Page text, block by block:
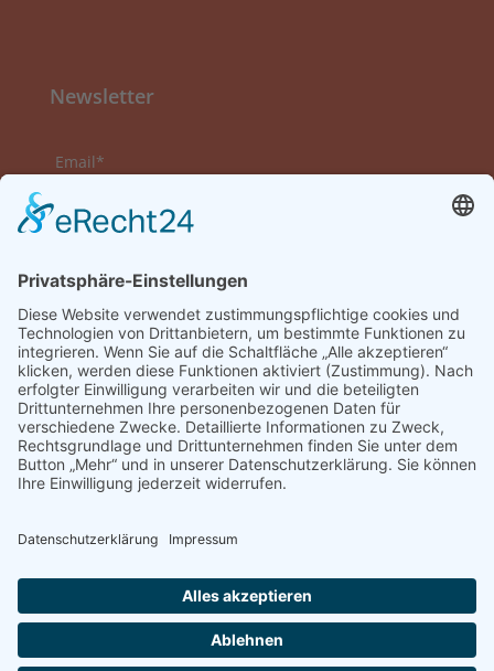
Newsletter
Email*
Nachname
Datenschutzerklärung zur Kenntnis genommen
und akzeptiert.